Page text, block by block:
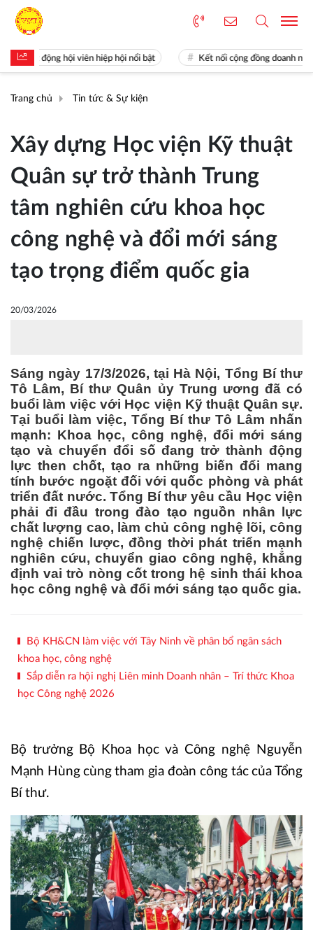
hội viên hiệp hội nổi bật Kết nối cộng đồng doanh nghiệp Khoa
Trang chủ Tin tức & Sự kiện
Xây dựng Học viện Kỹ thuật
Quân sự trở thành Trung
tâm nghiên cứu khoa học
công nghệ và đổi mới sáng
tạo trọng điểm quốc gia
20/03/2026
Sáng ngày 17/3/2026, tại Hà Nội, Tổng Bí thư
Tô Lâm, Bí thư Quân ủy Trung ương đã có
buổi làm việc với Học viện Kỹ thuật Quân sự.
Tại buổi làm việc, Tổng Bí thư Tô Lâm nhấn
mạnh: Khoa học, công nghệ, đổi mới sáng
tạo và chuyển đổi số đang trở thành động
lực then chốt, tạo ra những biến đổi mang
tính bước ngoặt đối với quốc phòng và phát
triển đất nước. Tổng Bí thư yêu cầu Học viện
phải đi đầu trong đào tạo nguồn nhân lực
chất lượng cao, làm chủ công nghệ lõi, công
nghệ chiến lược, đồng thời phát triển mạnh
nghiên cứu, chuyển giao công nghệ, khẳng
định vai trò nòng cốt trong hệ sinh thái khoa
học công nghệ và đổi mới sáng tạo quốc gia.
Bộ KH&CN làm việc với Tây Ninh về phân bổ ngân sách
khoa học, công nghệ
Sắp diễn ra hội nghị Liên minh Doanh nhân – Trí thức Khoa
học Công nghệ 2026
Bộ trưởng Bộ Khoa học và Công nghệ Nguyễn
Mạnh Hùng cùng tham gia đoàn công tác của Tổng
Bí thư.